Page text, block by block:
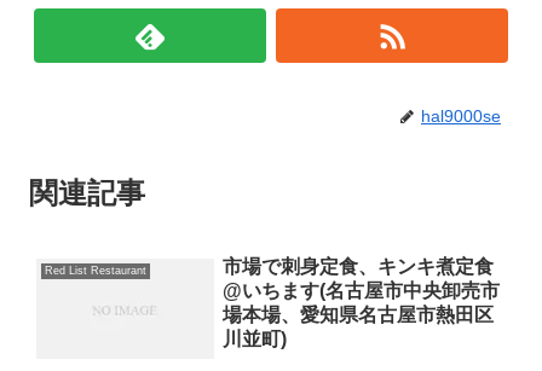
hal9000se
関連記事
Red List Restaurant
市場で刺身定食、キンキ煮定食
@いちます(名古屋市中央卸売市
場本場、愛知県名古屋市熱田区
川並町)